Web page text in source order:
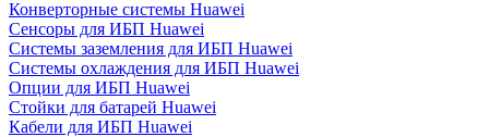
Конверторные системы Huawei
Сенсоры для ИБП Huawei
Системы заземления для ИБП Huawei
Системы охлаждения для ИБП Huawei
Опции для ИБП Huawei
Стойки для батарей Huawei
Кабели для ИБП Huawei